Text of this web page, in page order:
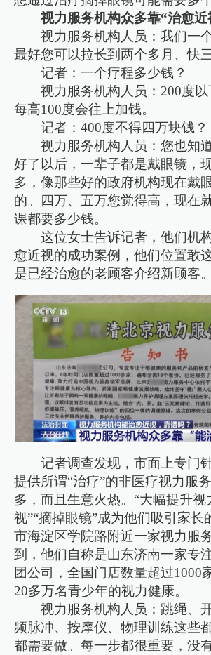
视力服务机构众多靠“治愈
视力服务机构人员：我们一
最好您可以拉长到两个多月、快
记者：一个疗程多少钱？
视力服务机构人员：200度以
每高100度会往上加钱。
记者：400度不得四万块钱？
视力服务机构人员：您也知
好了以后，一辈子都是戴眼镜，
多，像那些好的政府机构现在戴
的。四万、五万您觉得高，现在
课都要多少钱。
这位女士告诉记者，他们机
愈近视的成功案例，他们位置敢
是已经治愈的老顾客介绍新顾客。
记者调查发现，市面上专门
提供所谓“治疗”的非医疗视力服
多，而且生意火热。“大幅提升视
视”“摘掉眼镜”成为他们吸引家长
市海淀区学院路附近一家视力服
到，他们自称是山东济南一家专
团公司，全国门店数量超过1000
20多万名青少年的视力健康。
视力服务机构人员：跳绳、
频脉冲、按摩仪、物理训练这些
都需要做。每一步都很重要，没